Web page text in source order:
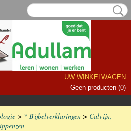
UW WINKELWAGEN
Geen producten (0)
> * Bijbelverklaringen > Calvijn,